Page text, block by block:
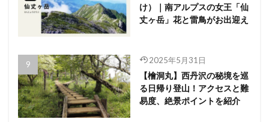
け）｜南アルプスの女王「仙
丈ヶ岳」花と雷鳥がお出迎え
2025年5月31日
【檜洞丸】西丹沢の秘境を巡
る日帰り登山！アクセスと難
易度、絶景ポイントを紹介